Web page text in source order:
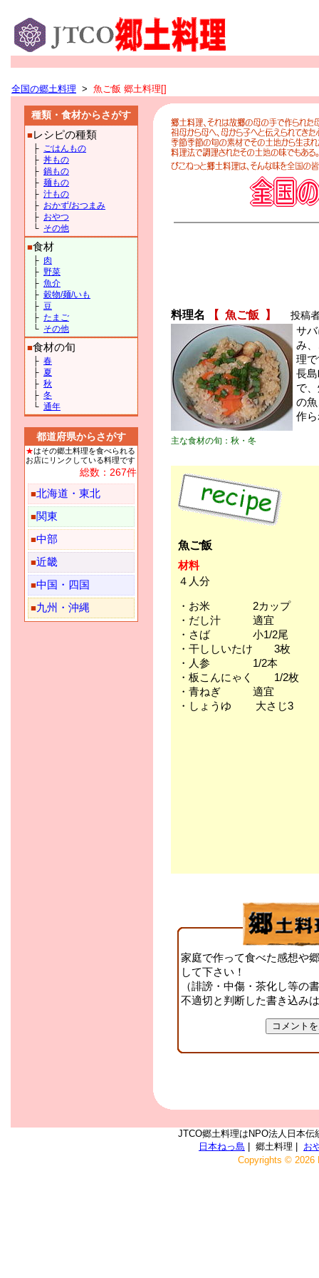
全国の郷土料理 > 魚ご飯 郷土料理[]
種類・食材からさがす
■ レシピの種類
├ ごはんもの
├ 丼もの
├ 鍋もの
├ 麺もの
├ 汁もの
├ おかず/おつまみ
├ おやつ
└ その他
■食材
├ 肉
├ 野菜
├ 魚介
├ 穀物/麺/いも
├ 豆
├ たまご
└ その他
■食材の旬
├ 春
├ 夏
├ 秋
├ 冬
└ 通年
都道府県からさがす
★はその郷土料理を食べられる
お店にリンクしている料理です
総数：267件
■北海道・東北
■関東
■中部
■近畿
■中国・四国
■九州・沖縄
料理名 【 魚ご飯 】
投稿
サ
み
理
長
で
の
作
主な食材の旬：秋・冬
魚ご飯
材料
４人分
・お米 2カップ
・だし汁 適宜
・さば 小1/2尾
・干ししいたけ 3枚
・人参 1/2本
・板こんにゃく 1/2枚
・青ねぎ 適宜
・しょうゆ 大さじ3
家庭で作って食べた感想や
して下さい！
（誹謗・中傷・茶化し等の
不適切と判断した書き込み
JTCO郷土料理はNPO法人日本
日本ねっ島 | 郷土料理 | お
Copyrights © 2026